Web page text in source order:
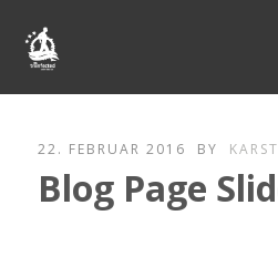
22. FEBRUAR 2016 BY
Blog Page